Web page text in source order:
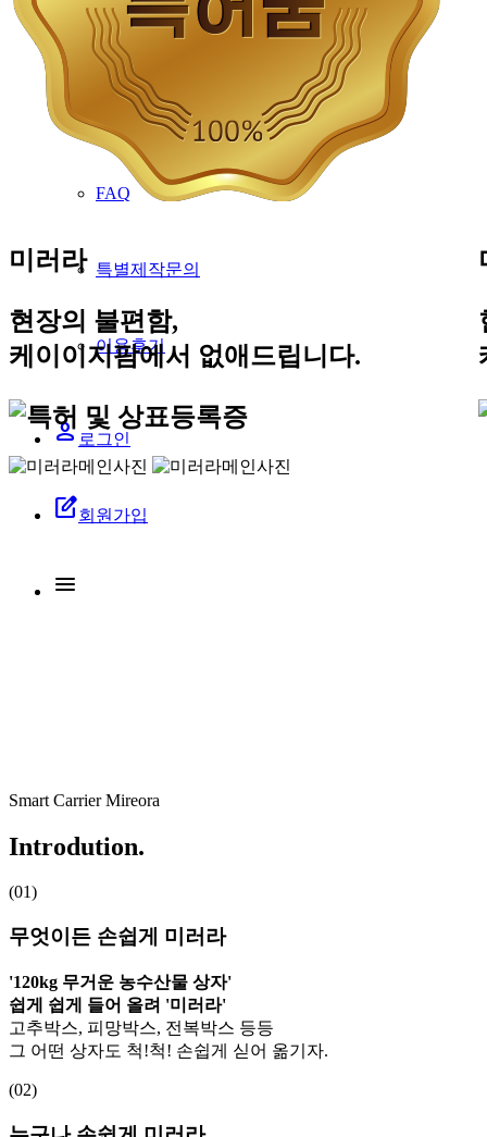
고객지원
공지사항
FAQ
특별제작문의
이용후기
person 로그인
edit_square회원가입
menu
미러라
현장의 불편함,
케이이지팜에서 없애드립니다.
Smart Carrier Mireora
Introdution.
(01)
무엇이든 손쉽게 미러라
'120kg 무거운 농수산물 상자'
쉽게 쉽게 들어 올려 '미러라'
고추박스, 피망박스, 전복박스 등등
그 어떤 상자도 척!척! 손쉽게 싣어 옮기자.
(02)